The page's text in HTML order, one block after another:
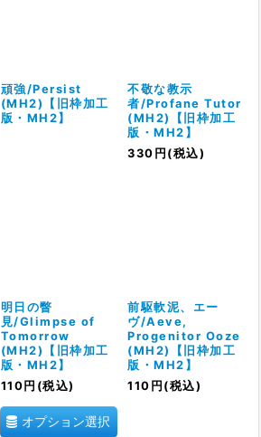
頑強/Persist
(MH2)【旧枠加工
版・MH2】
不敬な教示
者/Profane Tutor
(MH2)【旧枠加工
版・MH2】
330 円 (税込)
明日の瞥
見/Glimpse of
Tomorrow
(MH2)【旧枠加工
版・MH2】
110 円 (税込)
オプション選択
前駆軟泥、エー
ヴ/Aeve,
Progenitor Ooze
(MH2)【旧枠加工
版・MH2】
110 円 (税込)